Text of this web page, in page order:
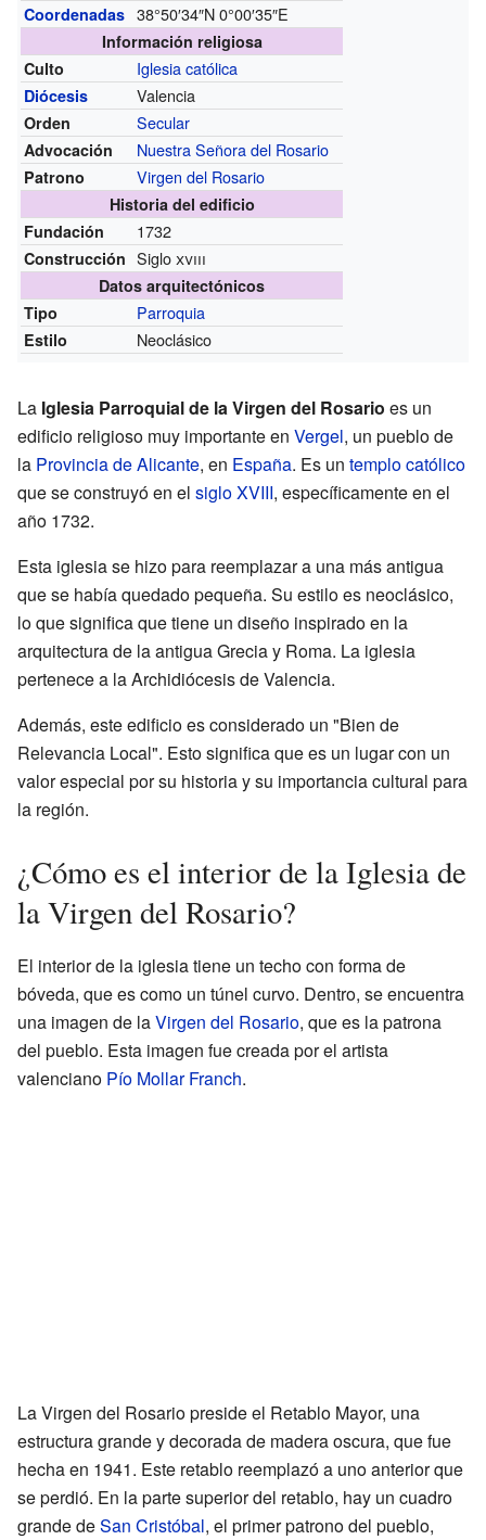
Coordenadas 38°50′34″N0°00′35″E
Información religiosa
Culto
Iglesia católica
Diócesis Valencia
Orden Secular
Advocación Nuestra Señora del Rosario
Patrono Virgen del Rosario
Historia del edificio
Fundación
1732
Construcción Sigloxviii
Datos arquitectónicos
Tipo
Parroquia
Estilo Neoclásico
La Iglesia Parroquial de la Virgen del Rosario es un
edificio religioso muy importante en Vergel, un pueblo de
la Provincia de Alicante, en España. Es un templo católico
que se construyó en el siglo XVIII, específicamente en el
año 1732.
Esta iglesia se hizo para reemplazar a una más antigua
que se había quedado pequeña. Su estilo es neoclásico,
lo que significa que tiene un diseño inspirado en la
arquitectura de la antigua Grecia y Roma. La iglesia
pertenece a la Archidiócesis de Valencia.
Además, este edificio es considerado un "Bien de
Relevancia Local". Esto significa que es un lugar con un
valor especial por su historia y su importancia cultural para
la región.
¿Cómo es el interior de la Iglesia de
la Virgen del Rosario?
El interior de la iglesia tiene un techo con forma de
bóveda, que es como un túnel curvo. Dentro, se encuentra
una imagen de laVirgen del Rosario, que es la patrona
del pueblo. Esta imagen fue creada por el artista
valenciano Pío Mollar Franch.
La Virgen del Rosario preside el Retablo Mayor, una
estructura grande y decorada de madera oscura, que fue
hecha en 1941. Este retablo reemplazó a uno anterior que
se perdió. En la parte superior del retablo, hay un cuadro
grande deSan Cristóbal, el primer patrono del pueblo,